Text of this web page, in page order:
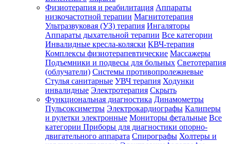
Физиотерапия и реабилитация Аппараты
низкочастотной терапии Магнитотерапия
Ультразвуковая (УЗ) терапия Ингаляторы
Аппараты дыхательной терапии Все категории
Инвалидные кресла-коляски КВЧ-терапия
Комплексы физиотерапевтические Массажеры
Подъемники и подвесы для больных Светотерапия
(облучатели) Системы противопролежневые
Стулья санитарные УВЧ терапия Ходунки
инвалидные Электротерапия Скрыть
Функциональная диагностика Динамометры
Пульсоксиметры Электрокардиографы Калиперы
и рулетки электронные Мониторы фетальные Все
категории Приборы для диагностики опорно-
двигательного аппарата Спирографы Холтеры и